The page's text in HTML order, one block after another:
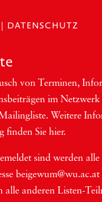
| DATENSCHUTZ
von Ter­mi­nen,
im Netzwerk
Wei­te­re
fin­den Sie hier.
sind wer­den
beigewum@wu.ac.at
alle ande­ren Lis­ten-